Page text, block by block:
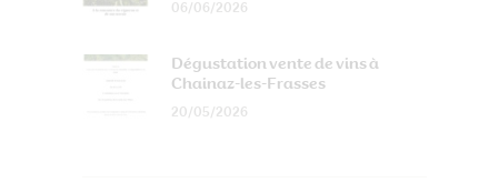
06/06/2026
Dégustation vente de vins à
Chainaz-les-Frasses
20/05/2026